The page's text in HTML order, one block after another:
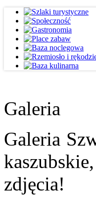
Galeria
Galeria
zdjęcia!